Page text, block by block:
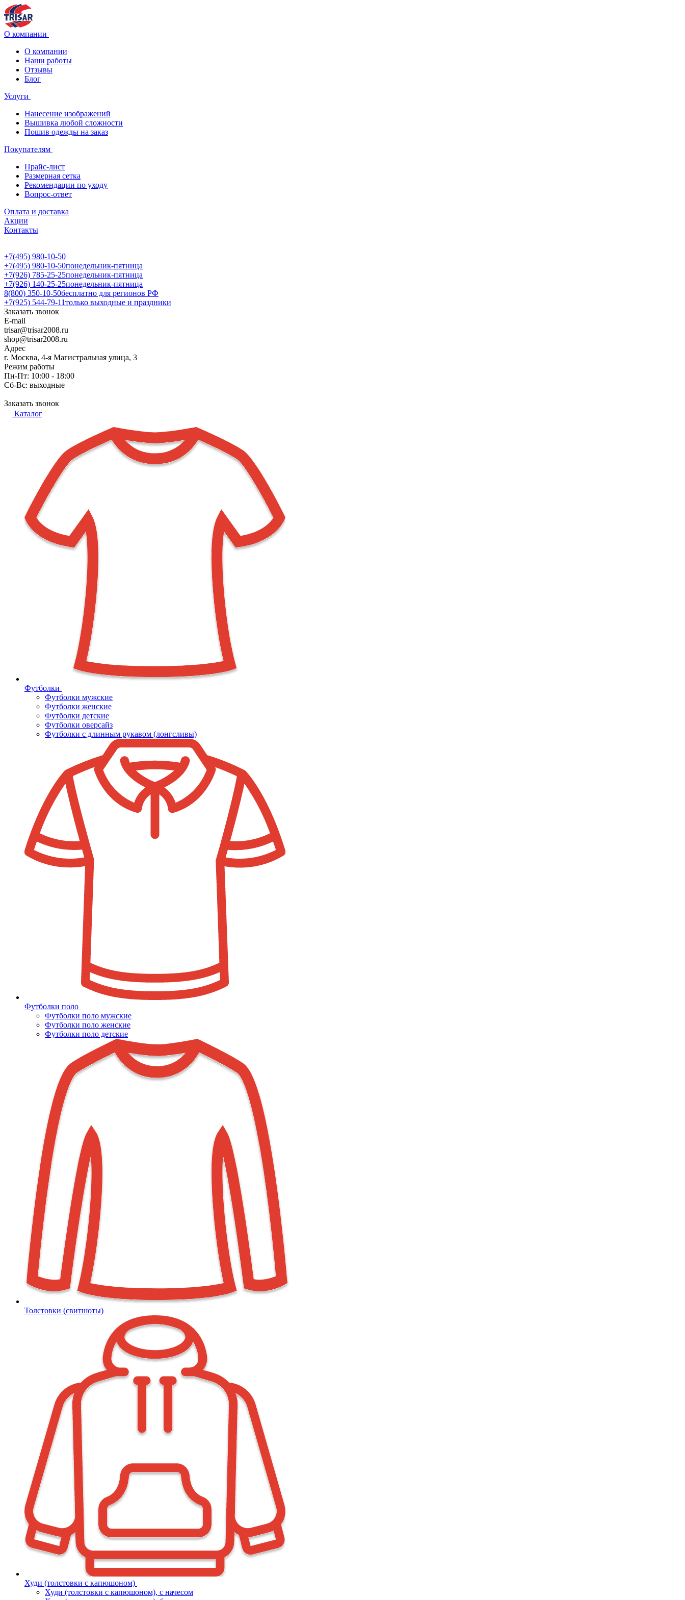
О компании
О компании
Наши работы
Отзывы
Блог
Услуги
Нанесение изображений
Вышивка любой сложности
Пошив одежды на заказ
Покупателям
Прайс-лист
Размерная сетка
Рекомендации по уходу
Вопрос-ответ
Оплата и доставка
Акции
Контакты
+7(495) 980-10-50
+7(495) 980-10-50понедельник-пятница
+7(926) 785-25-25понедельник-пятница
+7(926) 140-25-25понедельник-пятница
8(800) 350-10-50бесплатно для регионов РФ
+7(925) 544-79-11только выходные и праздники
Заказать звонок
E-mail
trisar@trisar2008.ru
shop@trisar2008.ru
Адрес
г. Москва, 4-я Магистральная улица, 3
Режим работы
Пн-Пт: 10:00 - 18:00
Сб-Вс: выходные
Заказать звонок
Каталог
Футболки
Футболки мужские
Футболки женские
Футболки детские
Футболки оверсайз
Футболки с длинным рукавом (лонгсливы)
Футболки поло
Футболки поло мужские
Футболки поло женские
Футболки поло детские
Толстовки (свитшоты)
Худи (толстовки с капюшоном)
Худи (толстовки c капюшоном), с начесом